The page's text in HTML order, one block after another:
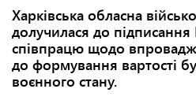
Харківська обласна
долучилася до
співпрацю щодо
до формування вартості
воєнного стану.